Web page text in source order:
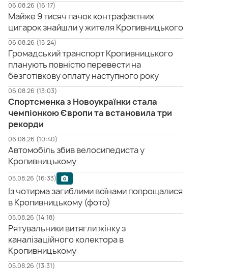
06.08.26 (16:17)
Майже 9 тисяч пачок контрафактних
цигарок знайшли у жителя Кропивницького
06.08.26 (15:24)
Громадський транспорт Кропивницького
планують повністю перевести на
безготівкову оплату наступного року
06.08.26 (13:03)
Спортсменка з Новоукраїнки стала
чемпіонкою Європи та встановила три
рекорди
06.08.26 (10:40)
Автомобіль збив велосипедиста у
Кропивницькому
05.08.26 (16:33)
Із чотирма загиблими воїнами попрощалися
в Кропивницькому (фото)
05.08.26 (14:18)
Рятувальники витягли жінку з
каналізаційного колектора в
Кропивницькому
05.08.26 (13:31)